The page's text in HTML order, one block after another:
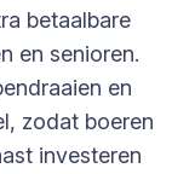
betaalbare
en senioren.
en
zodat boeren
investeren